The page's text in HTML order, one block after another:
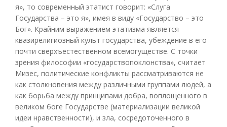
я», то современный этатист говорит: «Слуга
Государства – это я», имея в виду «Государство – это
Бог». Крайним выражением этатизма является
квазирелигиозный культ государства, убеждение в его
почти сверхъестественном всемогуществе. С точки
зрения философии «государствопоклонства», считает
Мизес, политические конфликты рассматриваются не
как столкновения между различными группами людей, а
как борьба между принципами добра, воплощенного в
великом боге Государстве (материализации великой
идеи нравственности), и зла, сосредоточенного в